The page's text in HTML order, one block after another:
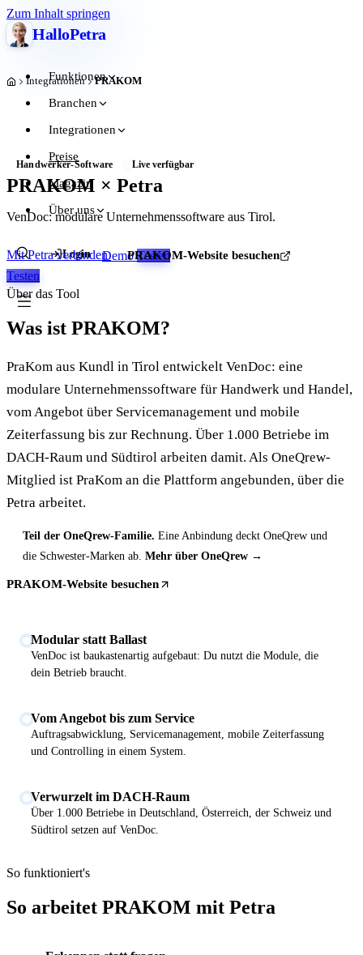
Zum Inhalt springen
HalloPetra
Funktionen
Branchen
Integrationen
Preise
Magazin
Über uns
Login DemoTesten
Testen
Start Integrationen PRAKOM
Handwerker-Software Live verfügbar
PRAKOM × Petra
VenDoc: modulare Unternehmenssoftware aus Tirol.
Mit Petra verbinden PRAKOM-Website besuchen
Über das Tool
Was ist PRAKOM?
PraKom aus Kundl in Tirol entwickelt VenDoc: eine
modulare Unternehmenssoftware für Handwerk und Handel,
vom Angebot über Servicemanagement und mobile
Zeiterfassung bis zur Rechnung. Über 1.000 Betriebe im
DACH-Raum und Südtirol arbeiten damit. Als OneQrew-
Mitglied ist PraKom an die Plattform angebunden, über die
Petra arbeitet.
Teil der OneQrew-Familie. Eine Anbindung deckt OneQrew und
die Schwester-Marken ab. Mehr über OneQrew →
PRAKOM-Website besuchen
Modular statt Ballast
VenDoc ist baukastenartig aufgebaut: Du nutzt die Module, die
dein Betrieb braucht.
Vom Angebot bis zum Service
Auftragsabwicklung, Servicemanagement, mobile Zeiterfassung
und Controlling in einem System.
Verwurzelt im DACH-Raum
Über 1.000 Betriebe in Deutschland, Österreich, der Schweiz und
Südtirol setzen auf VenDoc.
So funktioniert's
So arbeitet PRAKOM mit Petra